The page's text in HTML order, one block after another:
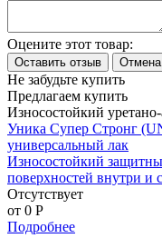
Оцените этот товар:
Не забудьте купить
Предлагаем купить
Износостойкий
Уника Супер Стронг
универсальный лак
Износостойкий
поверхностей внутри и
Отсутствует
от 0 P
Подробнее